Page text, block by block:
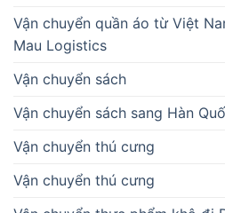
Vận chuyển quần áo từ Việt
Mau Logistics
Vận chuyển sách
Vận chuyển sách sang Hàn
Vận chuyển thú cưng
Vận chuyển thú cưng